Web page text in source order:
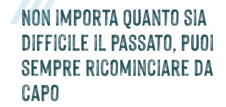
Non importa quanto sia
difficile il passato, puoi
sempre ricominciare da
capo